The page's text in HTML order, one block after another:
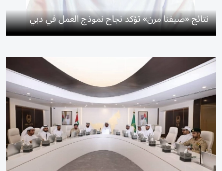
نتائج «صيفنا مرن» تؤكد نجاح نموذج العمل في دبي